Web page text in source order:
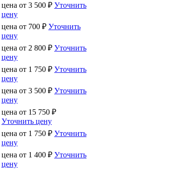
цена от 3 500 ₽ Уточнить
цену
цена от 700 ₽ Уточнить
цену
цена от 2 800 ₽ Уточнить
цену
цена от 1 750 ₽ Уточнить
цену
цена от 3 500 ₽ Уточнить
цену
цена от 15 750 ₽
Уточнить цену
цена от 1 750 ₽ Уточнить
цену
цена от 1 400 ₽ Уточнить
цену